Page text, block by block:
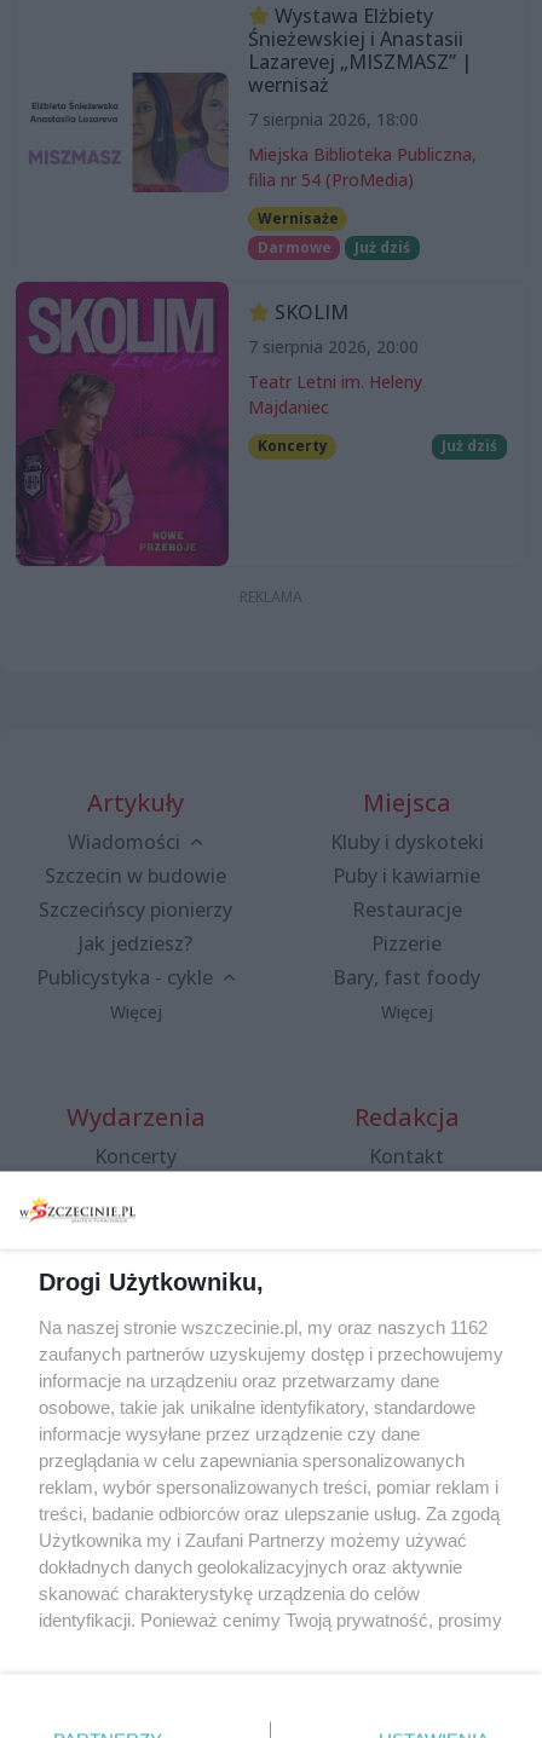
Wystawa Elżbiety
Śnieżewskiej i Anastasii
Lazarevej „MISZMASZ” |
wernisaż
7 sierpnia 2026, 18:00
Miejska Biblioteka Publiczna,
filia nr 54 (ProMedia)
Wernisaże
Darmowe
Już dziś
SKOLIM
7 sierpnia 2026, 20:00
Teatr Letni im. Heleny
Majdaniec
Koncerty Już dziś
Artykuły
Wiadomości
Szczecin w budowie
Szczecińscy pionierzy
Jak jedziesz?
Publicystyka - cykle
Więcej
Miejsca
Kluby i dyskoteki
Puby i kawiarnie
Restauracje
Pizzerie
Bary, fast foody
Więcej
Wydarzenia
Koncerty
Spacery i oprowadzania
targi
Wernisaże
Więcej
Redakcja
Kontakt
Specjalny koncert z okazji
20. urodzin portalu
wSzczecinie.pl
Regulamin konkursów
śniadaniówka "Hej
Szczecin! Jest piątek!"
Partnerzy
Praca Szczecin
Drogi Użytkowniku,
Na naszej stronie wszczecinie.pl, my oraz naszych 1162
zaufanych partnerów uzyskujemy dostęp i przechowujemy
informacje na urządzeniu oraz przetwarzamy dane
osobowe, takie jak unikalne identyfikatory, standardowe
informacje wysyłane przez urządzenie czy dane
przeglądania w celu zapewniania spersonalizowanych
reklam, wybór spersonalizowanych treści, pomiar reklam i
treści, badanie odbiorców oraz ulepszanie usług. Za zgodą
Użytkownika my i Zaufani Partnerzy możemy używać
dokładnych danych geolokalizacyjnych oraz aktywnie
skanować charakterystykę urządzenia do celów
identyfikacji. Ponieważ cenimy Twoją prywatność, prosimy
prywatności znajdujący się w lewym dolnym rogu strony